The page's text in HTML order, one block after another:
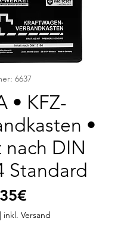
6637
• KFZ-
•
nach DIN
Standard
Preis
| inkl. Versand